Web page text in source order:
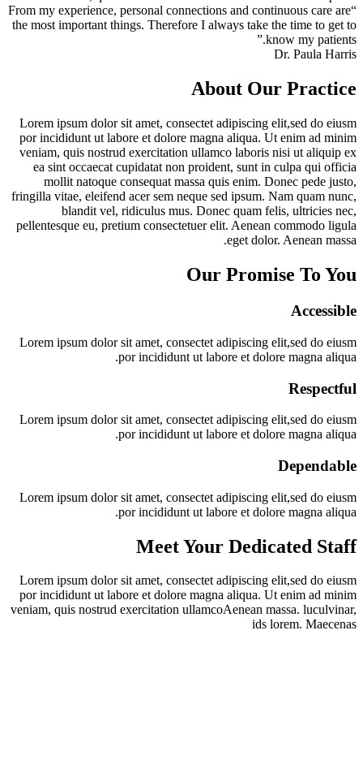
“From my experience, personal connections and continuous care are
the most important things. Therefore I always take the time to get to
know my patients.”
Dr. Paula Harris
About Our Practice
Lorem ipsum dolor sit amet, consectet adipiscing elit,sed do eiusm
por incididunt ut labore et dolore magna aliqua. Ut enim ad minim
veniam, quis nostrud exercitation ullamco laboris nisi ut aliquip ex
ea sint occaecat cupidatat non proident, sunt in culpa qui officia
mollit natoque consequat massa quis enim. Donec pede justo,
fringilla vitae, eleifend acer sem neque sed ipsum. Nam quam nunc,
blandit vel, ridiculus mus. Donec quam felis, ultricies nec,
pellentesque eu, pretium consectetuer elit. Aenean commodo ligula
eget dolor. Aenean massa.
Our Promise To You
Accessible
Lorem ipsum dolor sit amet, consectet adipiscing elit,sed do eiusm
por incididunt ut labore et dolore magna aliqua.
Respectful
Lorem ipsum dolor sit amet, consectet adipiscing elit,sed do eiusm
por incididunt ut labore et dolore magna aliqua.
Dependable
Lorem ipsum dolor sit amet, consectet adipiscing elit,sed do eiusm
por incididunt ut labore et dolore magna aliqua.
Meet Your Dedicated Staff
Lorem ipsum dolor sit amet, consectet adipiscing elit,sed do eiusm
por incididunt ut labore et dolore magna aliqua. Ut enim ad minim
veniam, quis nostrud exercitation ullamcoAenean massa. luculvinar,
ids lorem. Maecenas